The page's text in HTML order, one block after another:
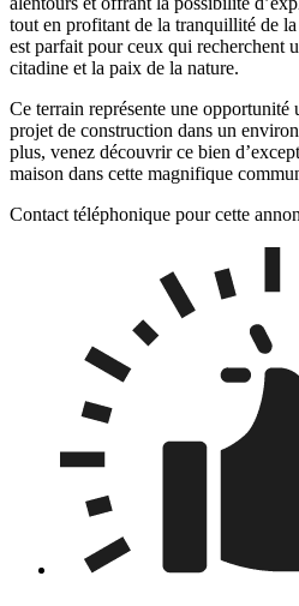
tout en profitant de la tranquillité de
est parfait pour ceux qui recherchent
citadine et la paix de la nature.
Ce terrain représente une
projet de construction dans un
plus, venez découvrir ce bien
maison dans cette magnifique
Contact téléphonique pour cette